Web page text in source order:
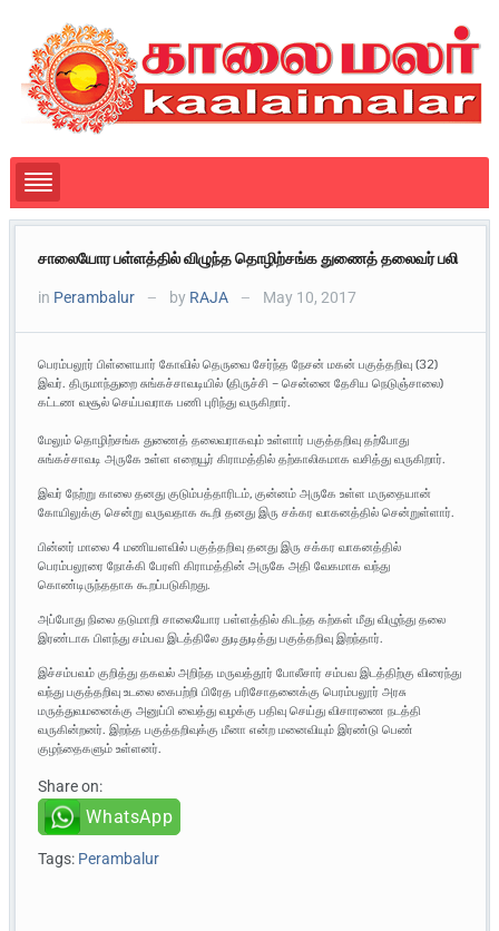
சாலையோர பள்ளத்தில் விழுந்த தொழிற்சங்க துணைத் தலைவர் பலி
in Perambalur — by RAJA — May 10, 2017
பெரம்பலூர் பிள்ளையார் கோவில் தெருவை சேர்ந்த நேசன் மகன் பகுத்தறிவு (32)
இவர். திருமாந்துறை சுங்கச்சாவடியில் (திருச்சி – சென்னை தேசிய நெடுஞ்சாலை)
கட்டண வசூல் செய்பவராக பணி புரிந்து வருகிறார்.
மேலும் தொழிற்சங்க துணைத் தலைவராகவும் உள்ளார் பகுத்தறிவு தற்போது
சுங்கச்சாவடி அருகே உள்ள எறையூர் கிராமத்தில் தற்காலிகமாக வசித்து வருகிறார்.
இவர் நேற்று காலை தனது குடும்பத்தாரிடம், குன்னம் அருகே உள்ள மருதையான்
கோயிலுக்கு சென்று வருவதாக கூறி தனது இரு சக்கர வாகனத்தில் சென்றுள்ளார்.
பின்னர் மாலை 4 மணியளவில் பகுத்தறிவு தனது இரு சக்கர வாகனத்தில்
பெரம்பலூரை நோக்கி பேரளி கிராமத்தின் அருகே அதி வேகமாக வந்து
கொண்டிருந்ததாக கூறப்படுகிறது.
அப்போது நிலை தடுமாறி சாலையோர பள்ளத்தில் கிடந்த கற்கள் மீது விழுந்து தலை
இரண்டாக பிளந்து சம்பவ இடத்திலே துடிதுடித்து பகுத்தறிவு இறந்தார்.
இச்சம்பவம் குறித்து தகவல் அறிந்த மருவத்தூர் போலீசார் சம்பவ இடத்திற்கு விரைந்து
வந்து பகுத்தறிவு உடலை கைபற்றி பிரேத பரிசோதனைக்கு பெரம்பலூர் அரசு
மருத்துவமனைக்கு அனுப்பி வைத்து வழக்கு பதிவு செய்து விசாரணை நடத்தி
வருகின்றனர். இறந்த பகுத்தறிவுக்கு மீனா என்ற மனைவியும் இரண்டு பெண்
குழந்தைகளும் உள்ளனர்.
Share on:
WhatsApp
Tags: Perambalur